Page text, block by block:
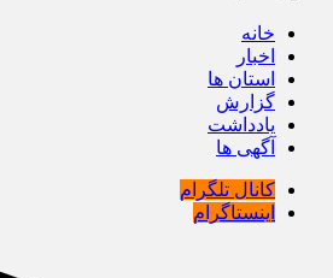
خانه
اخبار
استان ها
گزارش
یادداشت
آگهی ها
کانال تلگرام
اینستاگرام